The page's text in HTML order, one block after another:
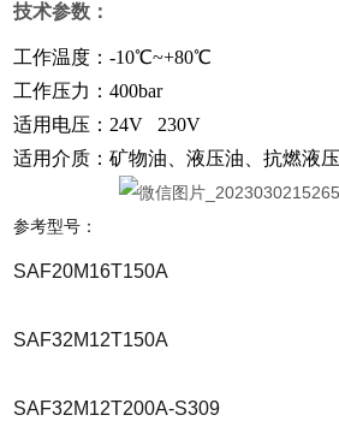
技术参数：
工作温度：-10℃~+80℃
工作压力：400bar
适用电压：24V 230V
适用介质：矿物油、液压油、抗燃液
参考型号：
SAF20M16T150A
SAF32M12T150A
SAF32M12T200A-S309